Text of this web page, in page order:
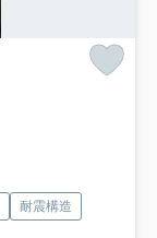
耐震構造